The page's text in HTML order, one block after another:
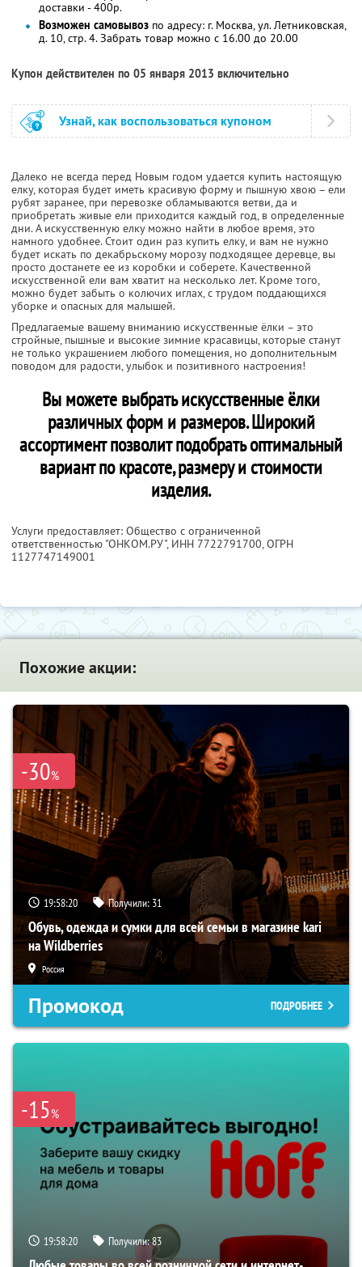
доставки - 400р.
Возможен самовывоз по адресу: г. Москва, ул. Летниковская,
д. 10, стр. 4. Забрать товар можно с 16.00 до 20.00
Купон действителен по 05 января 2013 включительно
Узнай, как воспользоваться купоном
Далеко не всегда перед Новым годом удается купить настоящую
елку, которая будет иметь красивую форму и пышную хвою – ели
рубят заранее, при перевозке обламываются ветви, да и
приобретать живые ели приходится каждый год, в определенные
дни. А искусственную елку можно найти в любое время, это
намного удобнее. Стоит один раз купить елку, и вам не нужно
будет искать по декабрьскому морозу подходящее деревце, вы
просто достанете ее из коробки и соберете. Качественной
искусственной ели вам хватит на несколько лет. Кроме того,
можно будет забыть о колючих иглах, с трудом поддающихся
уборке и опасных для малышей.
Предлагаемые вашему вниманию искусственные ёлки – это
стройные, пышные и высокие зимние красавицы, которые станут
не только украшением любого помещения, но дополнительным
поводом для радости, улыбок и позитивного настроения!
Вы можете выбрать искусственные ёлки
различных форм и размеров. Широкий
ассортимент позволит подобрать оптимальный
вариант по красоте, размеру и стоимости
изделия.
Услуги предоставляет: Общество с ограниченной
ответственностью "ОНКОМ.РУ", ИНН 7722791700, ОГРН
1127747149001
Похожие акции:
-30%
19:58:19 Получили: 31
Обувь, одежда и сумки для всей семьи в магазине kari
на Wildberries
Россия
Промокод ПОДРОБНЕЕ
-15%
19:58:19 Получили:83